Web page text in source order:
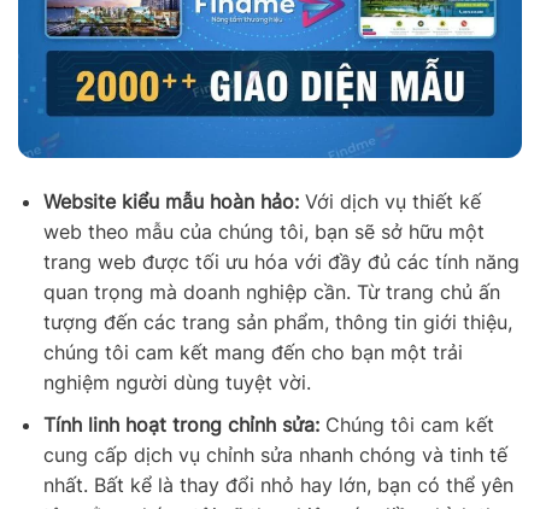
Website kiểu mẫu hoàn hảo:Với dịch vụ thiết kế
web theo mẫu của chúng tôi, bạn sẽ sở hữu một
trang web được tối ưu hóa với đầy đủ các tính năng
quan trọng mà doanh nghiệp cần. Từ trang chủ ấn
tượng đến các trang sản phẩm, thông tin giới thiệu,
chúng tôi cam kết mang đến cho bạn một trải
nghiệm người dùng tuyệt vời.
Tính linh hoạt trong chỉnh sửa:Chúng tôi cam kết
cung cấp dịch vụ chỉnh sửa nhanh chóng và tinh tế
nhất. Bất kể là thay đổi nhỏ hay lớn, bạn có thể yên